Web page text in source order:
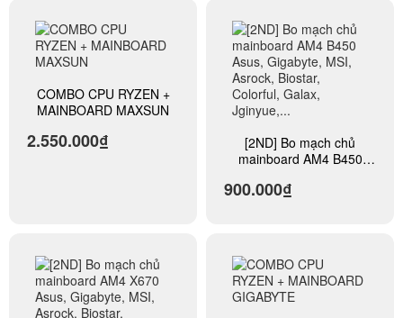
COMBO CPU RYZEN +
MAINBOARD MAXSUN
2.550.000₫
[2ND] Bo mạch chủ
mainboard AM4 B450
Asrock, Biostar, Colorful,
900.000₫